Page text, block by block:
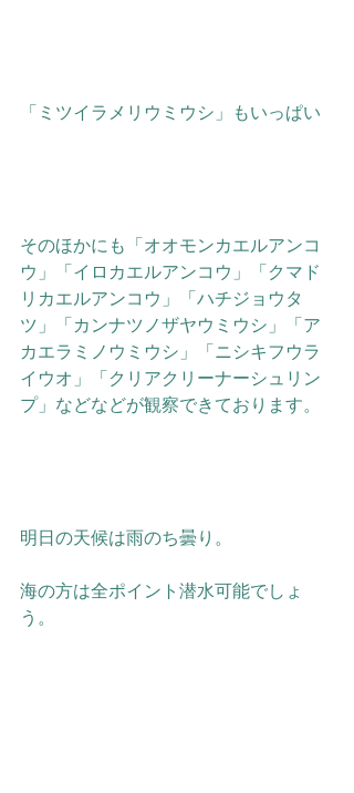
「ミツイラメリウミウシ」もいっぱい
そのほかにも「オオモンカエルアンコ
ウ」「イロカエルアンコウ」「クマド
リカエルアンコウ」「ハチジョウタ
ツ」「カンナツノザヤウミウシ」「ア
カエラミノウミウシ」「ニシキフウラ
イウオ」「クリアクリーナーシュリン
プ」などなどが観察できております。
明日の天候は雨のち曇り。
海の方は全ポイント潜水可能でしょ
う。